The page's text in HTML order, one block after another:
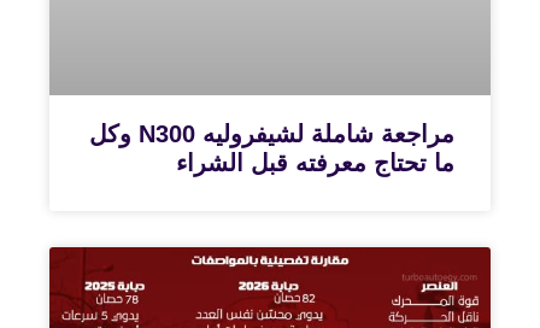
مراجعة شاملة لشيفروليه N300 وكل
ما تحتاج معرفته قبل الشراء